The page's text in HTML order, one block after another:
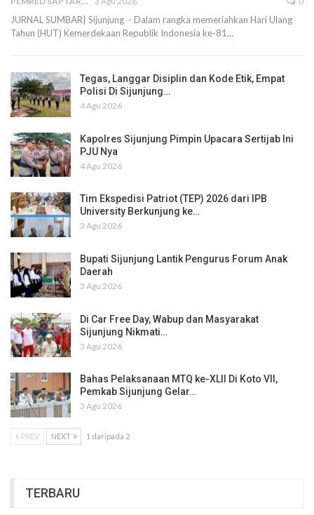
JURNAL SUMBAR| Sijunjung - Dalam rangka memeriahkan Hari Ulang
Tahun (HUT) Kemerdekaan Republik Indonesia ke-81…
Tegas, Langgar Disiplin dan Kode Etik, Empat
Polisi Di Sijunjung…
4 Agu 2026
Kapolres Sijunjung Pimpin Upacara Sertijab Ini
PJU Nya
4 Agu 2026
Tim Ekspedisi Patriot (TEP) 2026 dari IPB
University Berkunjung ke…
3 Agu 2026
Bupati Sijunjung Lantik Pengurus Forum Anak
Daerah
3 Agu 2026
Di Car Free Day, Wabup dan Masyarakat
Sijunjung Nikmati…
3 Agu 2026
Bahas Pelaksanaan MTQ ke-XLII Di Koto VII,
Pemkab Sijunjung Gelar…
3 Agu 2026
PREV NEXT 1 daripada 2
TERBARU